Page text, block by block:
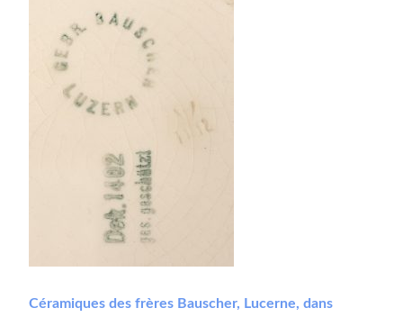
Céramiques des frères Bauscher, Lucerne, dans